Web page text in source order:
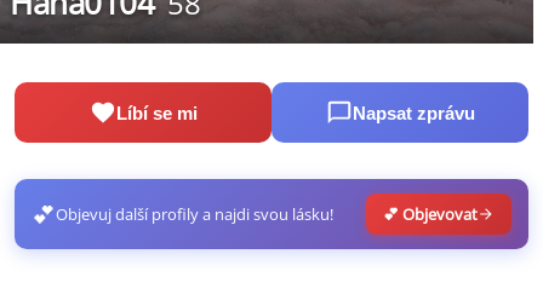
Líbí se mi Napsat zprávu
💕Objevuj další profily a najdi svou lásku! 💕 Objevovat